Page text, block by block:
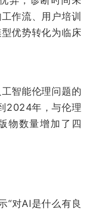
作流、用户培训
优势转化为临床
智能伦理问题的
2024年，与伦理
物数量增加了四
“对AI是什么有良